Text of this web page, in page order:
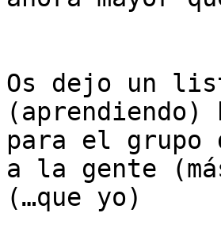
Os dejo un
(aprendiendo)
para el grupo
a la gente
(…que yo)